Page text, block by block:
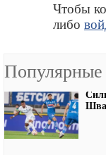
Чтобы
либо
Популярные